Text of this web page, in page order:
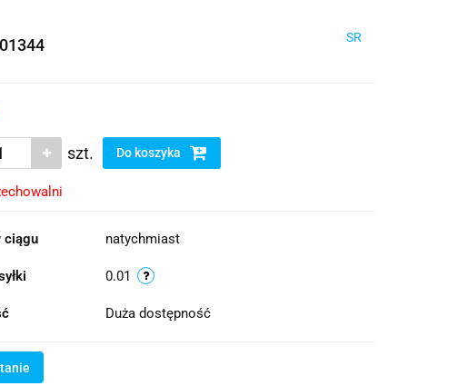
01344 SR
szt. Do koszyka
ciągu natychmiast
0.01
Duża dostępność